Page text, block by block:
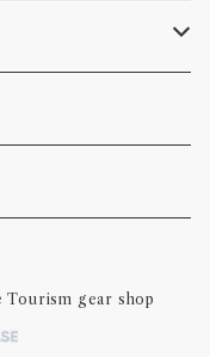
gear shop